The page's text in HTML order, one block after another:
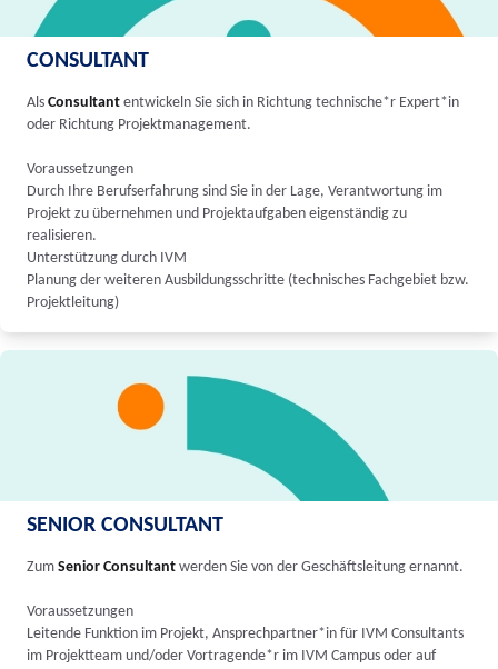
CONSULTANT
Als Consultant entwickeln Sie sich in Richtung technische*r Expert*in
oder Richtung Projektmanagement.
Voraussetzungen
Durch Ihre Berufserfahrung sind Sie in der Lage, Verantwortung im
Projekt zu übernehmen und Projektaufgaben eigenständig zu
realisieren.
Unterstützung durch IVM
Planung der weiteren Ausbildungsschritte (technisches Fachgebiet bzw.
Projektleitung)
SENIOR CONSULTANT
Zum Senior Consultant werden Sie von der Geschäftsleitung ernannt.
Voraussetzungen
Leitende Funktion im Projekt, Ansprechpartner*in für IVM Consultants
im Projektteam und/oder Vortragende*r im IVM Campus oder auf